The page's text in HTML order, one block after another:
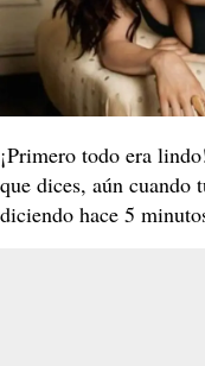
¡Primero todo era
que dices, aún cuando
diciendo hace 5